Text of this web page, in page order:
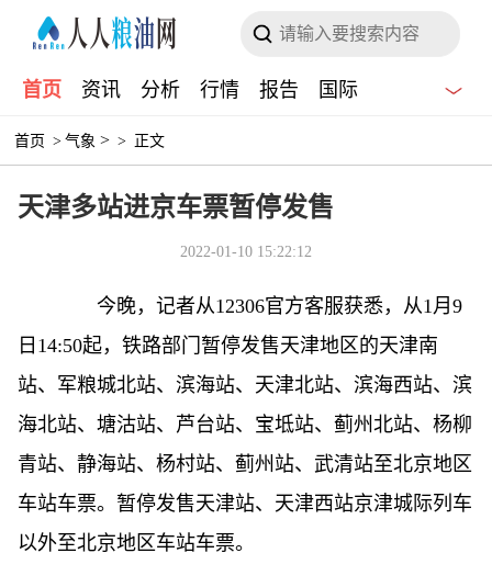
首页 资讯 分析 行情 报告 国际
首页 > 气象 > > 正文
天津多站进京车票暂停发售
2022-01-10 15:22:12
今晚，记者从12306官方客服获悉，从1月9
日14:50起，铁路部门暂停发售天津地区的天津南
站、军粮城北站、滨海站、天津北站、滨海西站、滨
海北站、塘沽站、芦台站、宝坻站、蓟州北站、杨柳
青站、静海站、杨村站、蓟州站、武清站至北京地区
车站车票。暂停发售天津站、天津西站京津城际列车
以外至北京地区车站车票。